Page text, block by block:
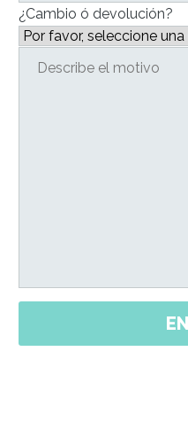
¿Cambio ó devolución?